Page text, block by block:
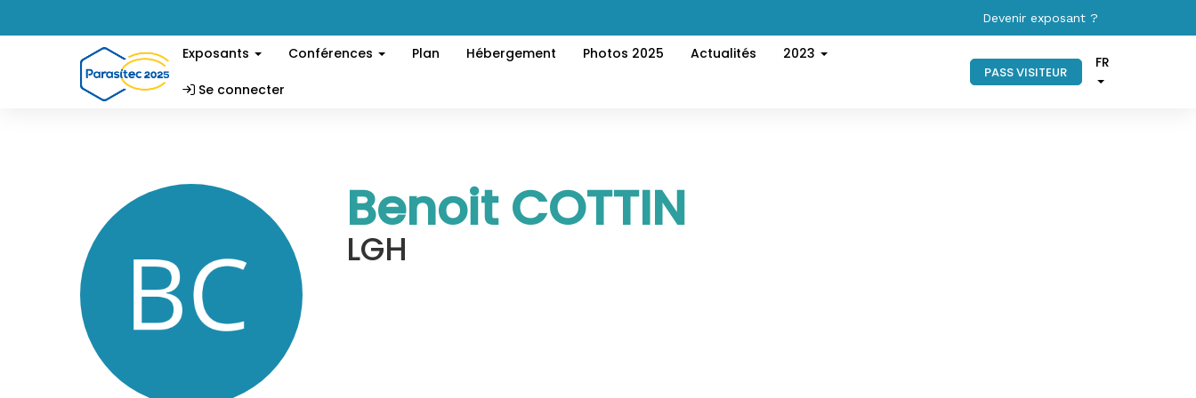
Devenir exposant ?
Exposants Conférences Plan Hébergement Photos 2025 Actualités 2023
Se connecter
PASS VISITEUR
FR
Benoit COTTIN
LGH